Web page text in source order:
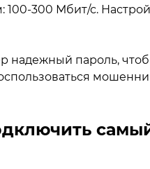
300 Мбит/с.
надежный пароль,